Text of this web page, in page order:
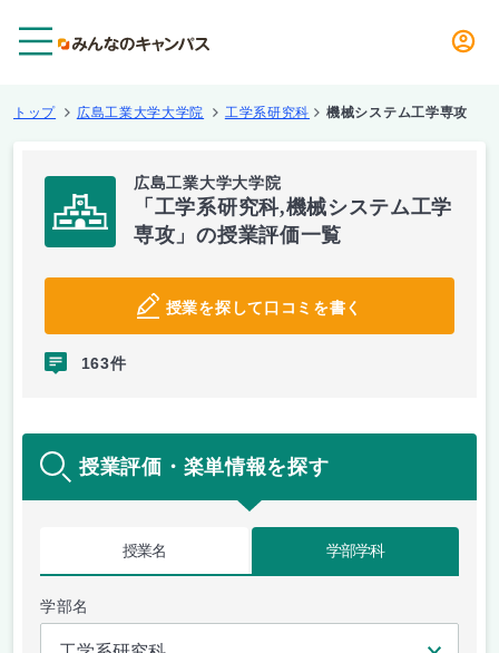
トップ 広島工業大学大学院 工学系研究科 機械システム工学専攻
広島工業大学大学院
「工学系研究科,機械システム工学
専攻」の授業評価一覧
授業を探して口コミを書く
163件
授業評価・楽単情報を探す
授業名 学部学科
学部名